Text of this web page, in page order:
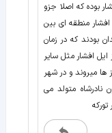
بوده که اصلا جزو
منطقه ای بین
بودند که در زمان
افشار مثل سایر
ها میروند و در شهر
متولد می